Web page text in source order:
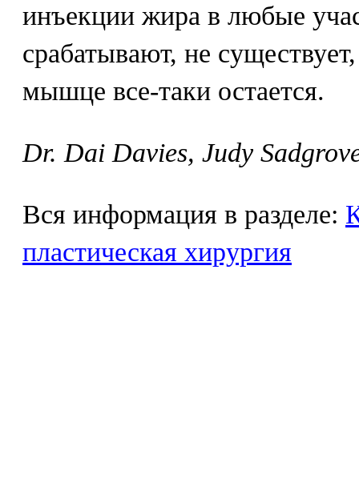
инъекции жира в любые
срабатывают, не
мышце все-таки остается.
Dr. Dai Davies, Judy
Вся информация в разделе:
пластическая хирургия